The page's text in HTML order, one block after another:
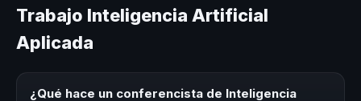
Trabajo Inteligencia Artificial
Aplicada
¿Qué hace un conferencista de Inteligencia